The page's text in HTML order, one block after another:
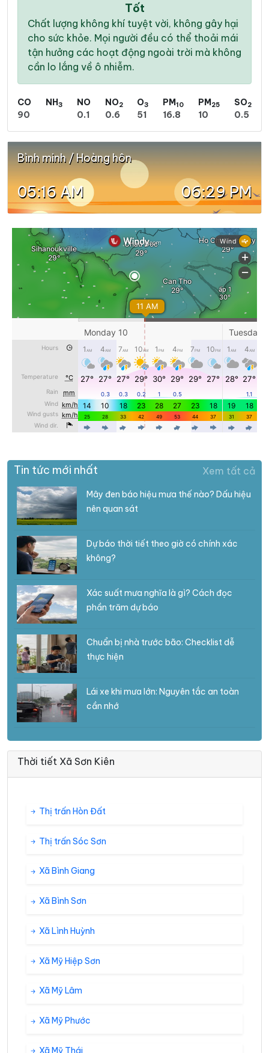
Tốt
Chất lượng không khí tuyệt vời, không gây hại
cho sức khỏe. Mọi người đều có thể thoải mái
tận hưởng các hoạt động ngoài trời mà không
cần lo lắng về ô nhiễm.
CO
90
NH3
NO
0.1
NO2
0.6
O3
51
PM10
16.8
PM25
10
SO2
0.5
Bình minh / Hoàng hôn
05:16 AM 06:29 PM
Tin tức mới nhất Xem tất cả
Mây đen báo hiệu mưa thế nào? Dấu hiệu
nên quan sát
Dự báo thời tiết theo giờ có chính xác
không?
Xác suất mưa nghĩa là gì? Cách đọc
phần trăm dự báo
Chuẩn bị nhà trước bão: Checklist dễ
thực hiện
Lái xe khi mưa lớn: Nguyên tắc an toàn
cần nhớ
Thời tiết Xã Sơn Kiên
Thị trấn Hòn Đất
Thị trấn Sóc Sơn
Xã Bình Giang
Xã Bình Sơn
Xã Lình Huỳnh
Xã Mỹ Hiệp Sơn
Xã Mỹ Lâm
Xã Mỹ Phước
Xã Mỹ Thái